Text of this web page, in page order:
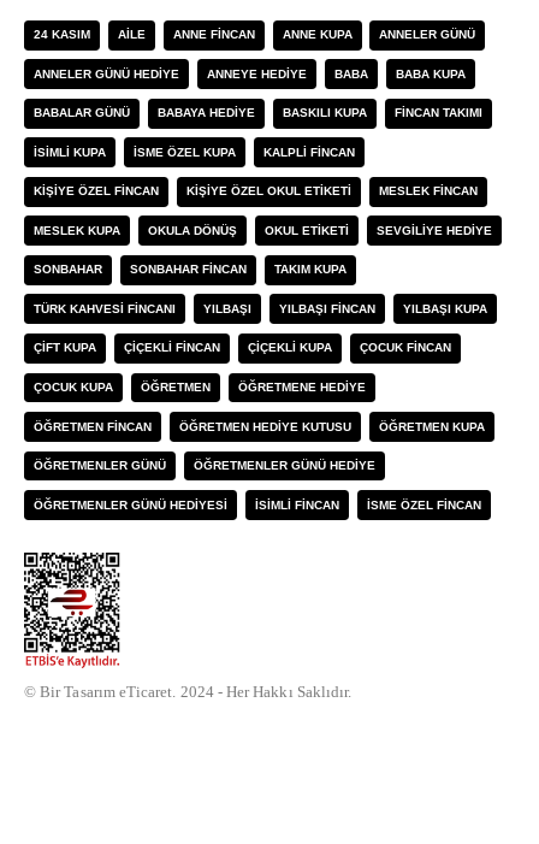
24 KASIM AILE ANNE FINCAN ANNE KUPA ANNELER GÜNÜ
ANNELER GÜNÜ HEDIYE ANNEYE HEDIYE BABA BABA KUPA
BABALAR GÜNÜ BABAYA HEDIYE BASKILI KUPA FINCAN TAKIMI
ISIMLI KUPA ISME ÖZEL KUPA KALPLI FINCAN
KIŞIYE ÖZEL FINCAN KIŞIYE ÖZEL OKUL ETIKETI MESLEK FINCAN
MESLEK KUPA OKULA DÖNÜŞ OKUL ETIKETI SEVGILIYE HEDIYE
SONBAHAR SONBAHAR FINCAN TAKIM KUPA
TÜRK KAHVESI FINCANI YILBAŞI YILBAŞI FINCAN YILBAŞI KUPA
ÇIFT KUPA ÇIÇEKLI FINCAN ÇIÇEKLI KUPA ÇOCUK FINCAN
ÇOCUK KUPA ÖĞRETMEN ÖĞRETMENE HEDIYE
ÖĞRETMEN FINCAN ÖĞRETMEN HEDIYE KUTUSU ÖĞRETMEN KUPA
ÖĞRETMENLER GÜNÜ ÖĞRETMENLER GÜNÜ HEDIYE
ÖĞRETMENLER GÜNÜ HEDIYESI İSIMLI FINCAN İSME ÖZEL FINCAN
© Bir Tasarım eTicaret. 2024 - Her Hakkı Saklıdır.